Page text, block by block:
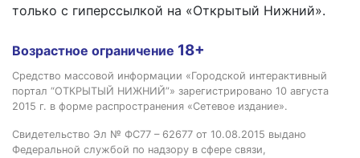
только с гиперссылкой на «Открытый Нижний».
Возрастное ограничение 18+
Средство массовой информации «Городской интерактивный
портал “ОТКРЫТЫЙ НИЖНИЙ”» зарегистрировано 10 августа
2015 г. в форме распространения «Сетевое издание».
Свидетельство Эл № ФС77 – 62677 от 10.08.2015 выдано
Федеральной службой по надзору в сфере связи,